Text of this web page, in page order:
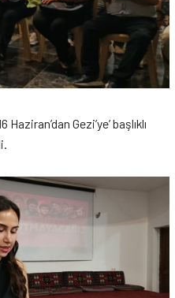
Gezi’ye’ başlıklı